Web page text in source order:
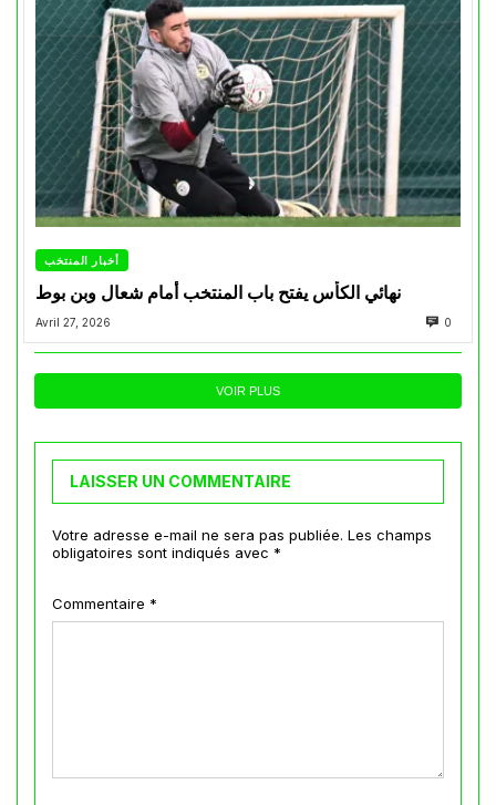
أخبار المنتخب
نهائي الكأس يفتح باب المنتخب أمام شعال وبن بوط
Avril 27, 2026 0
VOIR PLUS
LAISSER UN COMMENTAIRE
Votre adresse e-mail ne sera pas publiée. Les champs
obligatoires sont indiqués avec *
Commentaire *